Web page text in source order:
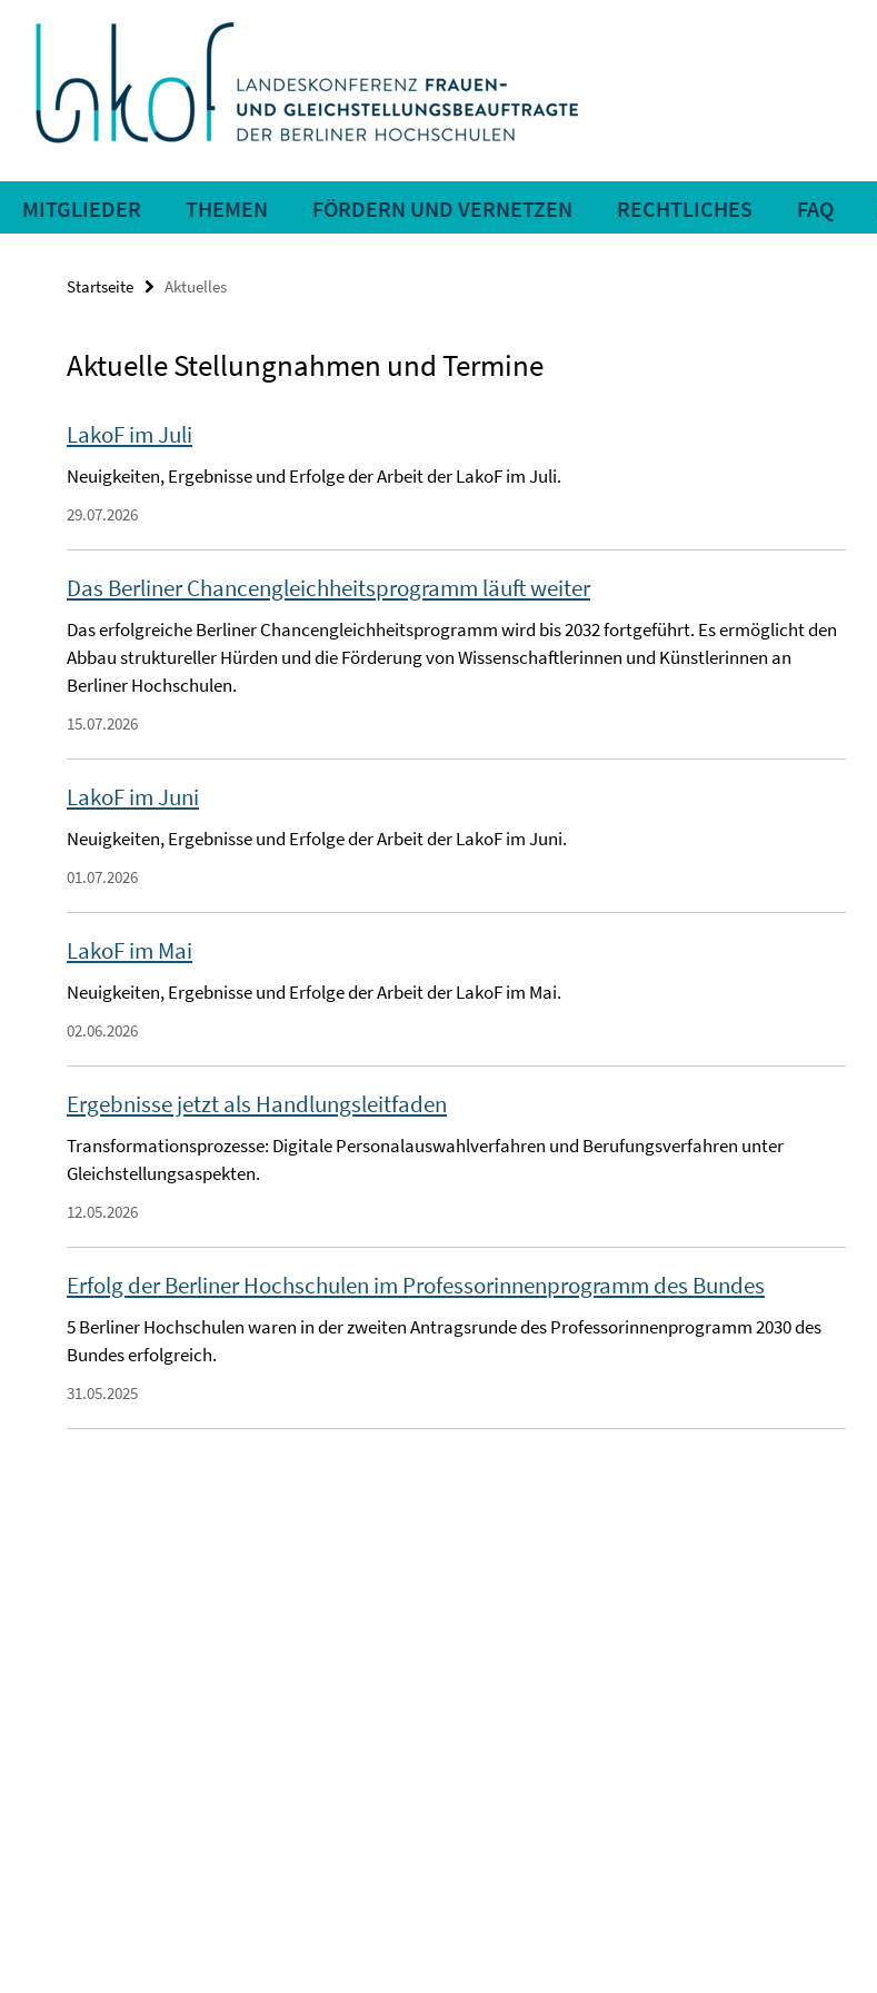
Navigation
MITGLIEDER THEMEN FÖRDERN UND VERNETZEN RECHTLICHES FAQ
Startseite Aktuelles
Aktuelle Stellungnahmen und Termine
LakoF im Juli
Neuigkeiten, Ergebnisse und Erfolge der Arbeit der LakoF im Juli.
29.07.2026
Das Berliner Chancengleichheitsprogramm läuft weiter
Das erfolgreiche Berliner Chancengleichheitsprogramm wird bis 2032 fortgeführt. Es ermöglicht den
Abbau struktureller Hürden und die Förderung von Wissenschaftlerinnen und Künstlerinnen an
Berliner Hochschulen.
15.07.2026
LakoF im Juni
Neuigkeiten, Ergebnisse und Erfolge der Arbeit der LakoF im Juni.
01.07.2026
LakoF im Mai
Neuigkeiten, Ergebnisse und Erfolge der Arbeit der LakoF im Mai.
02.06.2026
Ergebnisse jetzt als Handlungsleitfaden
Transformationsprozesse: Digitale Personalauswahlverfahren und Berufungsverfahren unter
Gleichstellungsaspekten.
12.05.2026
Erfolg der Berliner Hochschulen im Professorinnenprogramm des Bundes
5 Berliner Hochschulen waren in der zweiten Antragsrunde des Professorinnenprogramm 2030 des
Bundes erfolgreich.
31.05.2025